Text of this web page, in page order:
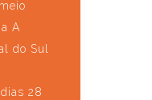
A
do Sul
28